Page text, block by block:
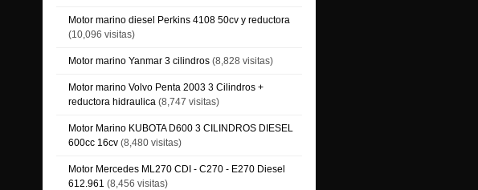
Motor marino diesel Perkins 4108 50cv y reductora
(10,096 visitas)
Motor marino Yanmar 3 cilindros (8,828 visitas)
Motor marino Volvo Penta 2003 3 Cilindros +
reductora hidraulica (8,747 visitas)
Motor Marino KUBOTA D600 3 CILINDROS DIESEL
600cc 16cv (8,480 visitas)
Motor Mercedes ML270 CDI - C270 - E270 Diesel
612.961 (8,456 visitas)